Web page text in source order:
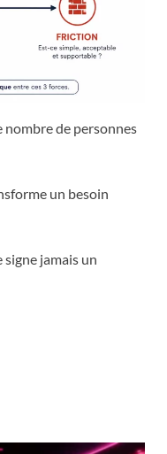
nombre de personnes
un besoin
jamais un